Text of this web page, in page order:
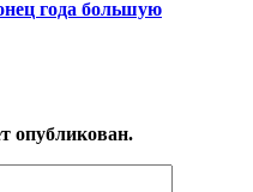
года большую
опубликован.